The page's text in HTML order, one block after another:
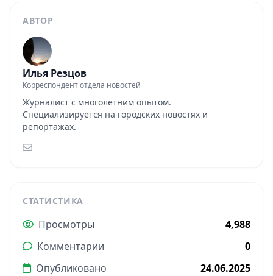
АВТОР
Илья Резцов
Корреспондент отдела новостей
Журналист с многолетним опытом.
Специализируется на городских новостях и
репортажах.
СТАТИСТИКА
Просмотры
4,988
Комментарии
0
Опубликовано
24.06.2025